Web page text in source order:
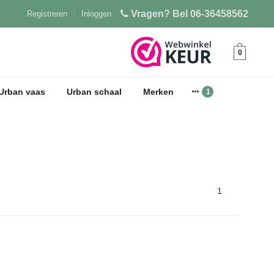
Vragen? Bel 06-36458562
Inloggen
Registreren
0
vaas Urban schaal Merken
1